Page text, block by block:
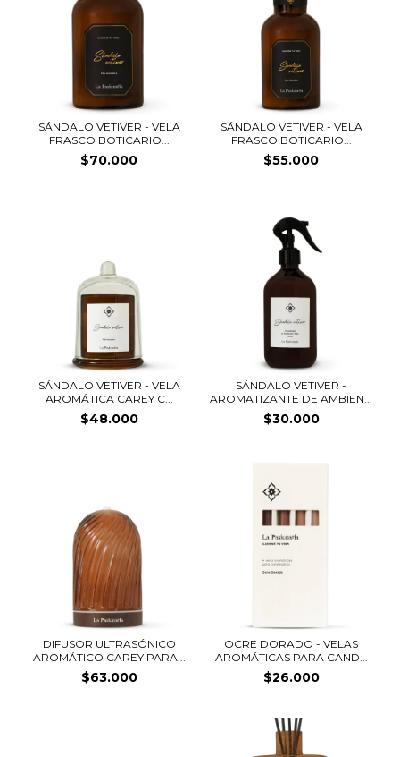
SÁNDALO VETIVER - VELA
FRASCO BOTICARIO...
$70.000
SÁNDALO VETIVER - VELA
FRASCO BOTICARIO...
$55.000
SÁNDALO VETIVER - VELA
AROMÁTICA CAREY C...
$48.000
SÁNDALO VETIVER -
AROMATIZANTE DE AMBIEN...
$30.000
DIFUSOR ULTRASÓNICO
AROMÁTICO CAREY PARA...
$63.000
OCRE DORADO - VELAS
AROMÁTICAS PARA CAND...
$26.000